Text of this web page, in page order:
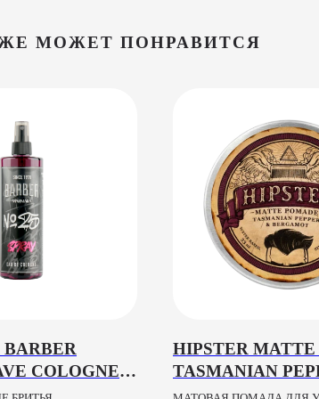
МОЖЕТ ПОНРАВИТСЯ
COLOGNE
SPRAY,
HIPSTER
TASMANIAN
BERGAMOT,